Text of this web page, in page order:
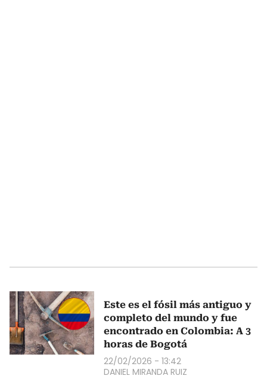
Este es el fósil más antiguo y
completo del mundo y fue
encontrado en Colombia: A 3
horas de Bogotá
22/02/2026 - 13:42
DANIEL MIRANDA RUIZ